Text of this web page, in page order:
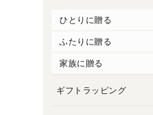
ひとりに贈る
ふたりに贈る
家族に贈る
ギフトラッピング